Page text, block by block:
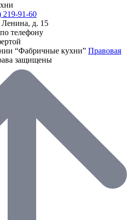
219-91-60
д. 15
телефону
“Фабричные кухни” Правовая
защищены